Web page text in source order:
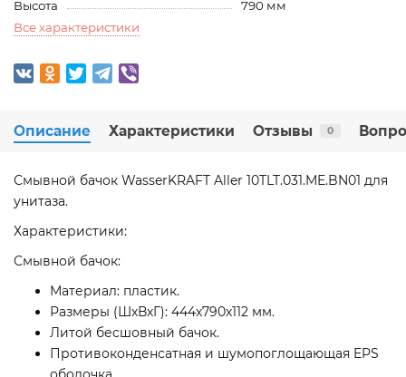
Высота
790 мм
Все характеристики
Описание Характеристики Отзывы 0
Смывной бачок WasserKRAFT Aller 10TLT.031.ME.BN01 для
унитаза.
Характеристики:
Смывной бачок:
Материал: пластик.
Размеры (ШхВхГ): 444х790х112 мм.
Литой бесшовный бачок.
Противоконденсатная и шумопоглощающая EPS